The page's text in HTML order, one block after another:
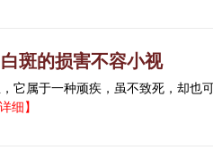
白斑的损害不容小视
它属于一种顽疾，虽不致死，却也
详细】